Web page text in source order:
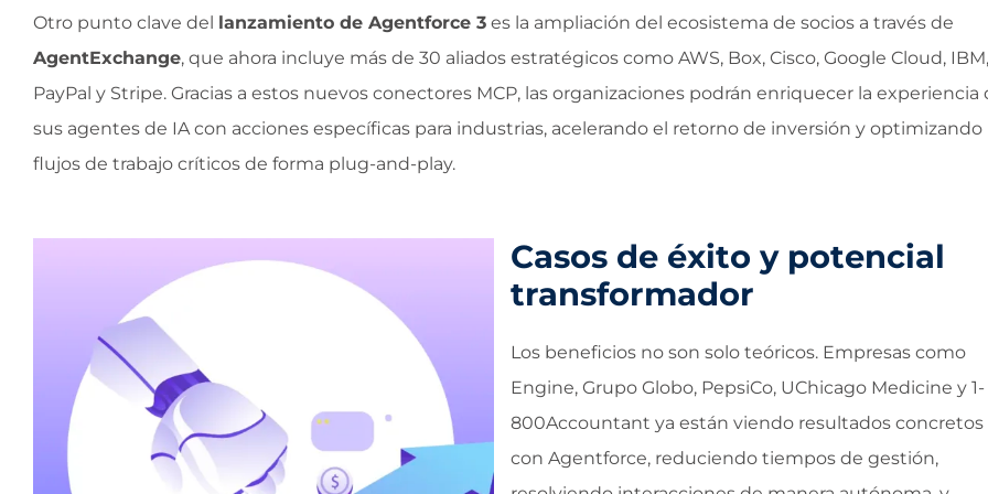
Otro punto clave del lanzamiento de Agentforce 3 es la ampliación del ecosistema de socios a través de
AgentExchange, que ahora incluye más de 30 aliados estratégicos como AWS, Box, Cisco, Google Cloud, IBM,
PayPal y Stripe. Gracias a estos nuevos conectores MCP, las organizaciones podrán enriquecer la experiencia
sus agentes de IA con acciones específicas para industrias, acelerando el retorno de inversión y optimizando
flujos de trabajo críticos de forma plug-and-play.
Casos de éxito y potencial
transformador
Los beneficios no son solo teóricos. Empresas como
Engine, Grupo Globo, PepsiCo, UChicago Medicine y 1-
800Accountant ya están viendo resultados concretos
con Agentforce, reduciendo tiempos de gestión,